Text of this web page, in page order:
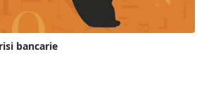
bancarie